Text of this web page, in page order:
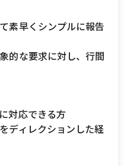
素早くシンプルに報告
的な要求に対し、行間
対応できる方
ディレクションした経